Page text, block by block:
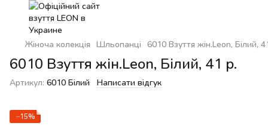
Жіноча колекція Шльопанці 6010 Взуття жін.Leon, Білий,
6010 Взуття жін.Leon, Білий, 41 р.
Артикул: 6010 Білий Написати відгук
−15%